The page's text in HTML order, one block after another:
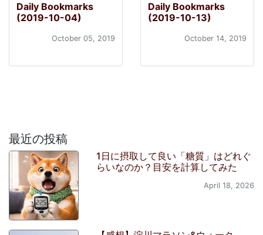
Daily Bookmarks
(2019-10-04)
October 05, 2019
Daily Bookmarks
(2019-10-13)
October 14, 2019
最近の投稿
1日に摂取して良い「糖質」はどれぐ
らいなのか？目安を計算してみた
April 18, 2026